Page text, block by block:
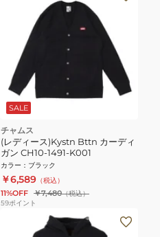
SALE
チャムス
(レディース)Kystn Bttn カーディ
ガン CH10-1491-K001
カラー ： ブラック
￥6,589 （税込）
11%OFF ￥7,480（税込）
59ポイント